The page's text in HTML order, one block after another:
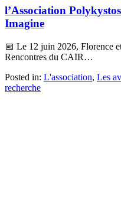
l’Association
Imagine
📅 Le 12 juin 2026, Florence
Rencontres du CAIR…
Posted in: L'association, Les
recherche